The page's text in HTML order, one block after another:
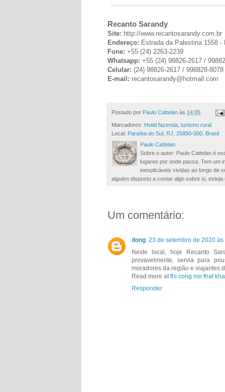
Recanto Sarandy
Site: http://www.recantosarandy.com.br
Endereço: Estrada da Palestina 1558
Fone: +55 (24) 2263-2239
Whatsapp: +55 (24) 98826-2617 /
Celular: (24) 98826-2617 / 998828-8078
E-mail: recantosarandy@hotmail.com
Postado por Paulo Cattelan às 14:05
Marcadores: Hotel fazenda turismo rural
Local: Paraíba do Sul, RJ, 25850-000, Brasil
Paulo Cattelan
Sobre o autor: Paulo Cattelan é
lugares por onde passa. Tem um
inexplicáveis vividas ao longo de
alguém disposto a contar algo sobre si, esteja
Um comentário:
dong 23 de setembro de 2020 às
Neste local, hoje Recanto
provavelmente, servia para
moradores da região e viajantes
Read more at thi cong noi that
Responder